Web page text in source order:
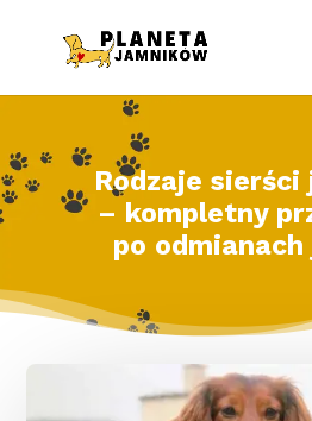
Rodzaje
– kompletny
po